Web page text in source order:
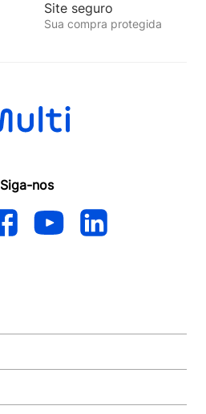
Site seguro
Sua compra protegida
Siga-nos